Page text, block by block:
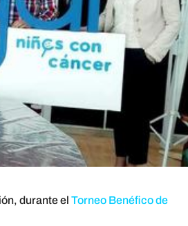
durante elTorneo Benéfico de